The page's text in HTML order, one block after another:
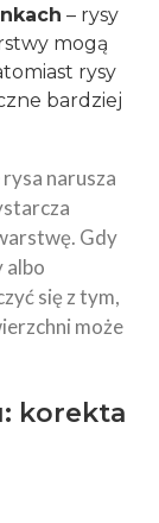
– rysy
mogą
rysy
bardziej
narusza
Gdy
albo
się z tym,
może
korekta